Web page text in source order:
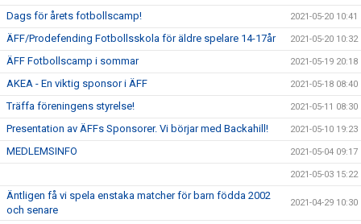
Dags för årets fotbollscamp! 2021-05-20 10:41
ÄFF/Prodefending Fotbollsskola för äldre spelare 14-17år 2021-05-20 10:32
ÄFF Fotbollscamp i sommar 2021-05-19 20:18
AKEA - En viktig sponsor i ÄFF 2021-05-18 08:40
Träffa föreningens styrelse! 2021-05-11 08:30
Presentation av ÄFFs Sponsorer. Vi börjar med Backahill! 2021-05-10 19:23
MEDLEMSINFO 2021-05-04 09:17
2021-05-03 15:22
Äntligen få vi spela enstaka matcher för barn födda 2002
och senare
2021-04-29 10:30